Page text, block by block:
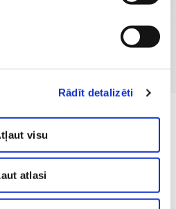
Rādīt detalizēti
visu
atlasi
atsauksmes par